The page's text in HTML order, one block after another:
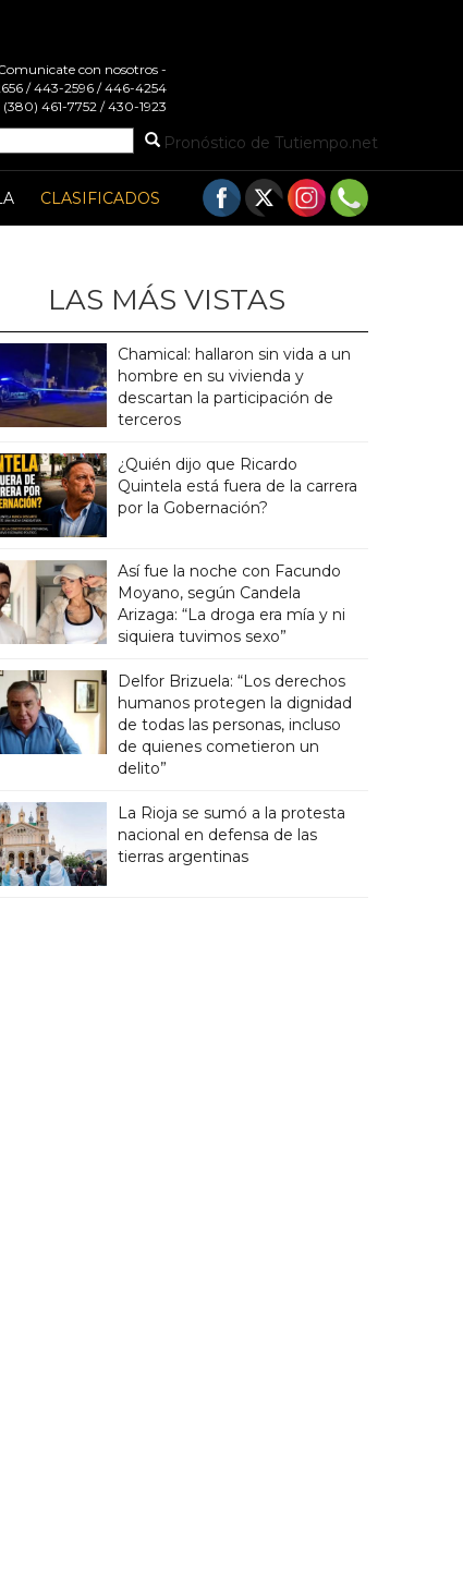
con nosotros -
/ 443-2596 / 446-4254
461-7752 / 430-1923
Pronóstico de Tutiempo.net
CLASIFICADOS
LAS MÁS VISTAS
Chamical: hallaron sin vida a un
hombre en su vivienda y
descartan la participación de
terceros
¿Quién dijo que Ricardo
Quintela está fuera de la carrera
por la Gobernación?
Así fue la noche con Facundo
Moyano, según Candela
Arizaga: “La droga era mía y ni
siquiera tuvimos sexo”
Delfor Brizuela: “Los derechos
humanos protegen la dignidad
de todas las personas, incluso
de quienes cometieron un
delito”
La Rioja se sumó a la protesta
nacional en defensa de las
tierras argentinas